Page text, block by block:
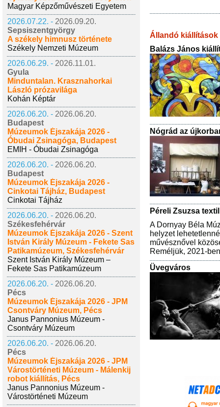
Magyar Képzőművészeti Egyetem
2026.07.22. - 2026.09.20.
Sepsiszentgyörgy
A székely himnusz története
Székely Nemzeti Múzeum
2026.06.29. - 2026.11.01.
Gyula
Minduntalan. Krasznahorkai
László prózavilága
Kohán Képtár
2026.06.20. - 2026.06.20.
Budapest
Múzeumok Éjszakája 2026 -
Óbudai Zsinagóga, Budapest
EMIH - Óbudai Zsinagóga
2026.06.20. - 2026.06.20.
Budapest
Múzeumok Éjszakája 2026 -
Cinkotai Tájház, Budapest
Cinkotai Tájház
2026.06.20. - 2026.06.20.
Székesfehérvár
Múzeumok Éjszakája 2026 - Szent
István Király Múzeum - Fekete Sas
Patikamúzeum, Székesfehérvár
Szent István Király Múzeum –
Fekete Sas Patikamúzeum
2026.06.20. - 2026.06.20.
Pécs
Múzeumok Éjszakája 2026 - JPM
Csontváry Múzeum, Pécs
Janus Pannonius Múzeum -
Csontváry Múzeum
2026.06.20. - 2026.06.20.
Pécs
Múzeumok Éjszakája 2026 - JPM
Várostörténeti Múzeum - Málenkij
robot kiállítás, Pécs
Janus Pannonius Múzeum -
Várostörténeti Múzeum
Állandó kiállítások
Balázs János
Nógrád az
Péreli Zsuzsa
A Dornyay Béla
helyzet
művésznővel
Reméljük, 2021-
Üvegváros